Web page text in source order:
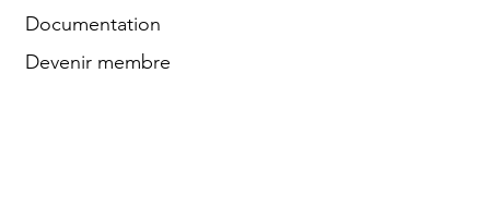
Documentation
Devenir membre